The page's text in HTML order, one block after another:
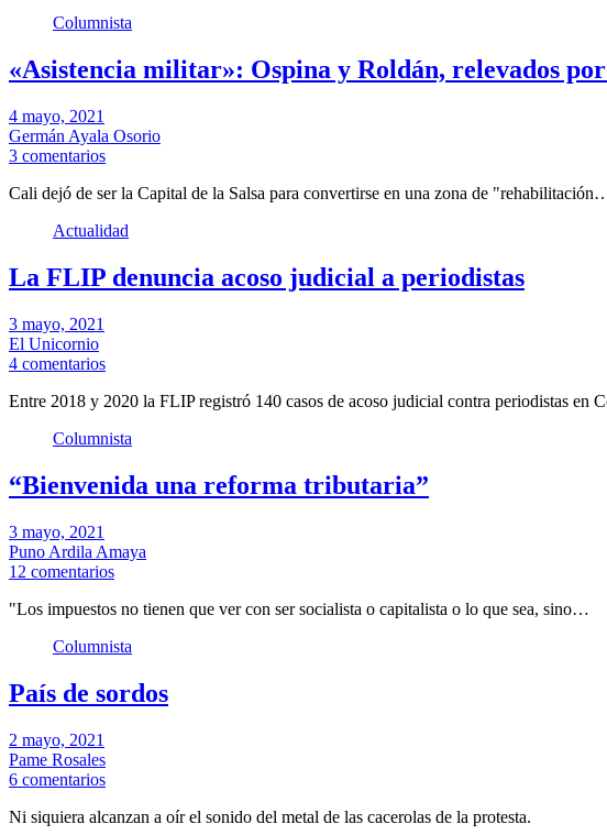
Columnista
«Asistencia militar»: Ospina y Roldán, relevados
4 mayo, 2021
Germán Ayala Osorio
3 comentarios
Cali dejó de ser la Capital de la Salsa para convertirse en una zona de
Actualidad
La FLIP denuncia acoso judicial a periodistas
3 mayo, 2021
El Unicornio
4 comentarios
Entre 2018 y 2020 la FLIP registró 140 casos de acoso judicial contra periodistas en
Columnista
“Bienvenida una reforma tributaria”
3 mayo, 2021
Puno Ardila Amaya
12 comentarios
"Los impuestos no tienen que ver con ser socialista o capitalista o lo que sea, sino…
Columnista
País de sordos
2 mayo, 2021
Pame Rosales
6 comentarios
Ni siquiera alcanzan a oír el sonido del metal de las cacerolas de la protesta.